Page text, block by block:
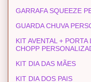
GARRAFA SQUEEZE
GUARDA CHUVA
KIT AVENTAL + PORTA
CHOPP
KIT DIA DAS MÃES
KIT DIA DOS PAIS